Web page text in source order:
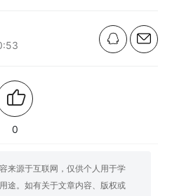
0
来源于互联网，仅供个人用于学
途。如有关于文章内容、版权或